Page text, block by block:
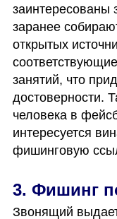
заранее
открытых
занятий, что
достоверности.
человека в
интересуется
фишинговую
3. Фишинг
Звонящий